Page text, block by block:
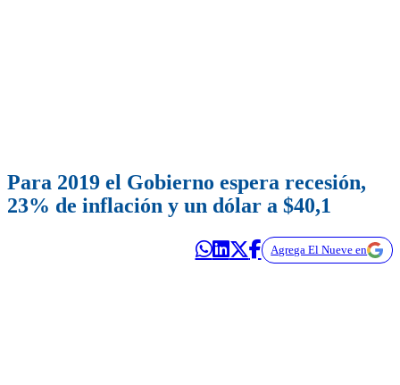
Para 2019 el Gobierno espera recesión,
23% de inflación y un dólar a $40,1
Agrega El Nueve en